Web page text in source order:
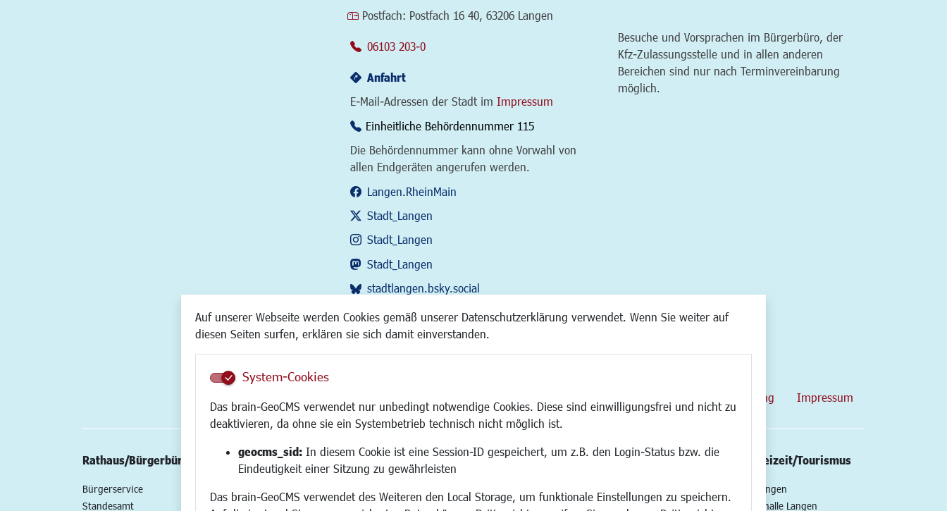
Auf unserer Webseite werden Cookies gemäß unserer Datenschutzerklärung verwendet. Wenn Sie weiter auf
diesen Seiten surfen, erklären sie sich damit einverstanden.
System-Cookies
Das brain-GeoCMS verwendet nur unbedingt notwendige Cookies. Diese sind einwilligungsfrei und nicht zu
deaktivieren, da ohne sie ein Systembetrieb technisch nicht möglich ist.
geocms_sid: In diesem Cookie ist eine Session-ID gespeichert, um z.B. den Login-Status bzw. die
Eindeutigkeit einer Sitzung zu gewährleisten
Das brain-GeoCMS verwendet des Weiteren den Local Storage, um funktionale Einstellungen zu speichern.
Postfach: Postfach 16 40, 63206 Langen
06103 203-0
Anfahrt
E-Mail-Adressen der Stadt im Impressum
Einheitliche Behördennummer 115
Die Behördennummer kann ohne Vorwahl von
allen Endgeräten angerufen werden.
Langen.RheinMain
Stadt_Langen
Stadt_Langen
Stadt_Langen
stadtlangen.bsky.social
RSS-Feed
Besuche und Vorsprachen im Bürgerbüro, der
Kfz-Zulassungsstelle und in allen anderen
Bereichen sind nur nach Terminvereinbarung
möglich.
Datenschutzerklärung Impressum
Rathaus/Bürgerbüro
Bürgerservice
Standesamt
Wirtschaft/Stadtentwicklung Familie/Soziales Bauen/Umwelt/Mobilität Kultur/Freizeit/Tourismus
Veranstaltungen
Neue Stadthalle Langen